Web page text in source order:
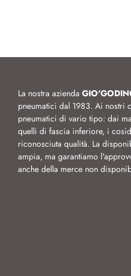
La nostra azienda
pneumatici dal 1983. Ai nostri
pneumatici di vario tipo: dai
quelli di fascia inferiore, i
riconosciuta qualità. La
ampia, ma garantiamo
anche della merce non